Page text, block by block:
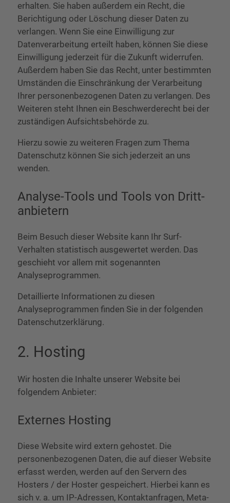
erhalten. Sie haben außerdem ein Recht, die
Berichtigung oder Löschung dieser Daten zu
verlangen. Wenn Sie eine Einwilligung zur
Datenverarbeitung erteilt haben, können Sie diese
Einwilligung jederzeit für die Zukunft widerrufen.
Außerdem haben Sie das Recht, unter bestimmten
Umständen die Einschränkung der Verarbeitung
Ihrer personenbezogenen Daten zu verlangen. Des
Weiteren steht Ihnen ein Beschwerderecht bei der
zuständigen Aufsichtsbehörde zu.
Hierzu sowie zu weiteren Fragen zum Thema
Datenschutz können Sie sich jederzeit an uns
wenden.
Analyse-Tools und Tools von Dritt­
anbietern
Beim Besuch dieser Website kann Ihr Surf-
Verhalten statistisch ausgewertet werden. Das
geschieht vor allem mit sogenannten
Analyseprogrammen.
Detaillierte Informationen zu diesen
Analyseprogrammen finden Sie in der folgenden
Datenschutzerklärung.
2. Hosting
Wir hosten die Inhalte unserer Website bei
folgendem Anbieter:
Externes Hosting
Diese Website wird extern gehostet. Die
personenbezogenen Daten, die auf dieser Website
erfasst werden, werden auf den Servern des
Hosters / der Hoster gespeichert. Hierbei kann es
sich v. a. um IP-Adressen, Kontaktanfragen, Meta-